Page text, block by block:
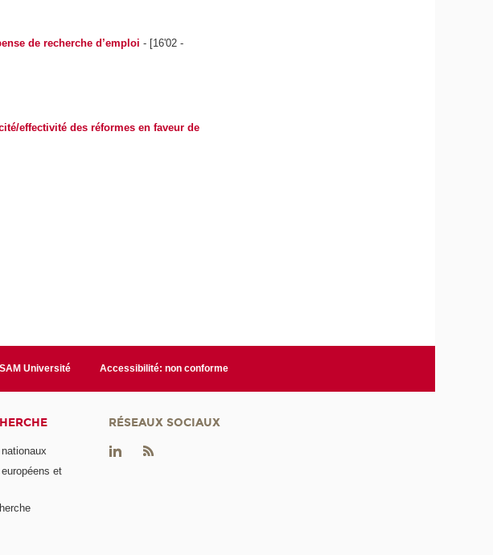
de recherche d’emploi - [16'02 -
effectivité des réformes en faveur de
Université Accessibilité: non conforme
et
RÉSEAUX SOCIAUX